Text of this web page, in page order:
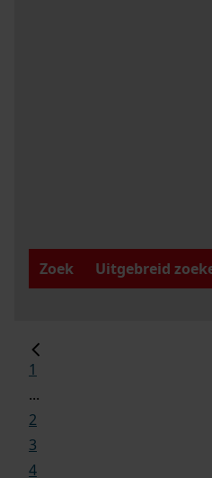
Zoek
Uitgebreid
1
...
2
3
4